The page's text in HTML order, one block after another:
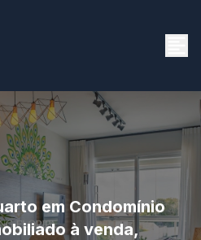
em Condomínio
à venda,